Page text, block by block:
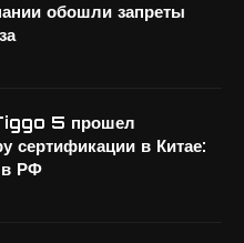
обошли запреты
5 прошел
сертификации в Китае:
в РФ